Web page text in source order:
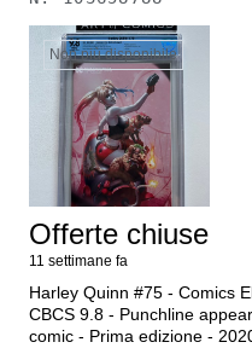
Non più disponibile
Offerte chiuse
11 settimane fa
Harley Quinn #75 - Comics
CBCS 9.8 - Punchline
comic - Prima edizione -